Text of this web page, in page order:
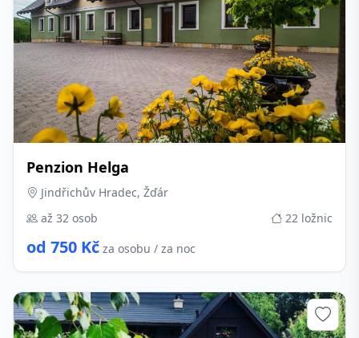
Penzion Helga
Jindřichův Hradec, Žďár
až 32 osob
22 ložnic
od 750 Kč za osobu / za noc